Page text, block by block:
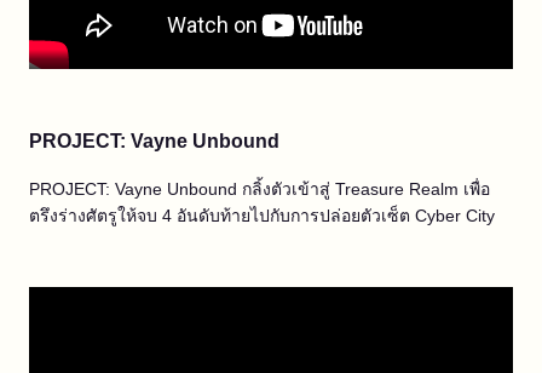
PROJECT: Vayne Unbound
PROJECT: Vayne Unbound กลิ้งตัวเข้าสู่ Treasure Realm เพื่อ
ตรึงร่างศัตรูให้จบ 4 อันดับท้ายไปกับการปล่อยตัวเซ็ต Cyber City